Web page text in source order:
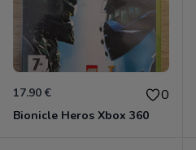
17.90 € 0
Bionicle Heros Xbox 360